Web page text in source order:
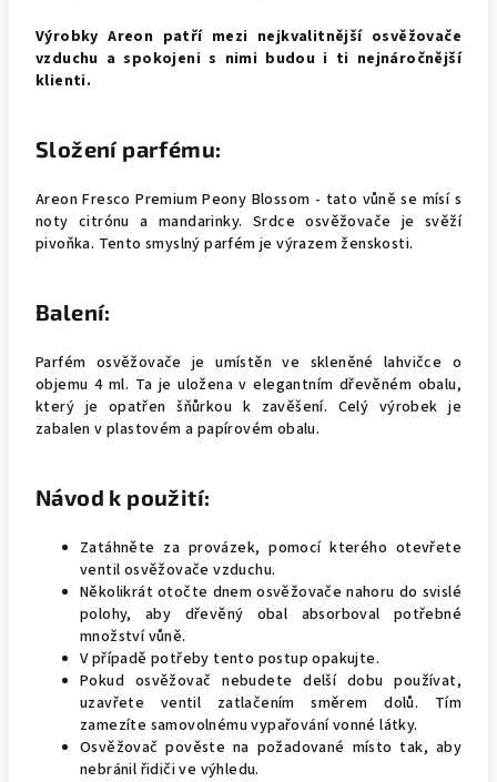
Výrobky Areon patří mezi nejkvalitnější osvěžovače
vzduchu a spokojeni s nimi budou i ti nejnáročnější
klienti.
Složení parfému:
Areon Fresco Premium Peony Blossom - tato vůně se mísí s
noty citrónu a mandarinky. Srdce osvěžovače je svěží
pivoňka. Tento smyslný parfém je výrazem ženskosti.
Balení:
Parfém osvěžovače je umístěn ve skleněné lahvičce o
objemu 4 ml. Ta je uložena v elegantním dřevěném obalu,
který je opatřen šňůrkou k zavěšení. Celý výrobek je
zabalen v plastovém a papírovém obalu.
Návod k použití:
Zatáhněte za provázek, pomocí kterého otevřete
ventil osvěžovače vzduchu.
Několikrát otočte dnem osvěžovače nahoru do svislé
polohy, aby dřevěný obal absorboval potřebné
množství vůně.
V případě potřeby tento postup opakujte.
Pokud osvěžovač nebudete delší dobu používat,
uzavřete ventil zatlačením směrem dolů. Tím
zamezíte samovolnému vypařování vonné látky.
Osvěžovač pověste na požadované místo tak, aby
nebránil řidiči ve výhledu.